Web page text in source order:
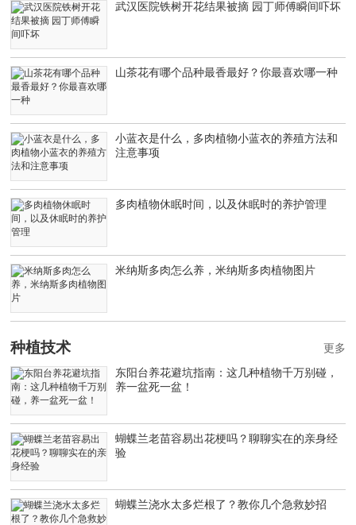
武汉医院铁树开花结果被摘 园丁师傅瞬间吓坏
山茶花有哪个品种最香最好？你最喜欢哪一种
小蓝衣是什么，多肉植物小蓝衣的养殖方法和
注意事项
多肉植物休眠时间，以及休眠时的养护管理
米纳斯多肉怎么养，米纳斯多肉植物图片
种植技术
东阳台养花避坑指南：这几种植物千万别碰，
养一盆死一盆！
蝴蝶兰老苗容易出花梗吗？聊聊实在的亲身经
验
蝴蝶兰浇水太多烂根了？教你几个急救妙招
更多